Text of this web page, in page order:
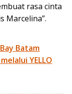
rasa cinta
Marcelina”.
Batam
YELLO